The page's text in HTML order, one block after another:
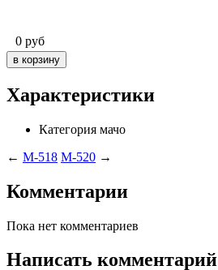
0 руб
Характеристики
Категория мачо
← M-518 M-520 →
Комментарии
Пока нет комментариев
Написать комментарий